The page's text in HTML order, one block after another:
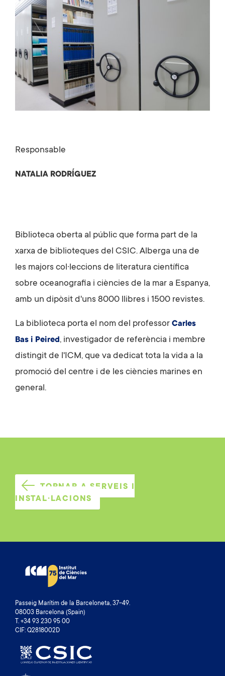
Responsable
NATALIA RODRÍGUEZ
Biblioteca oberta al públic que forma part de la
xarxa de biblioteques del CSIC. Alberga una de
les majors col·leccions de literatura científica
sobre oceanografia i ciències de la mar a Espanya,
amb un dipòsit d'uns 8000 llibres i 1500 revistes.
La biblioteca porta el nom del professor Carles
Bas i Peired, investigador de referència i membre
distingit de l'ICM, que va dedicat tota la vida a la
promoció del centre i de les ciències marines en
general.
TORNAR A SERVEIS I
INSTAL·LACIONS
Passeig Marítim de la Barceloneta, 37-49.
08003 Barcelona (Spain)
T. +34 93 230 95 00
CIF: Q2818002D